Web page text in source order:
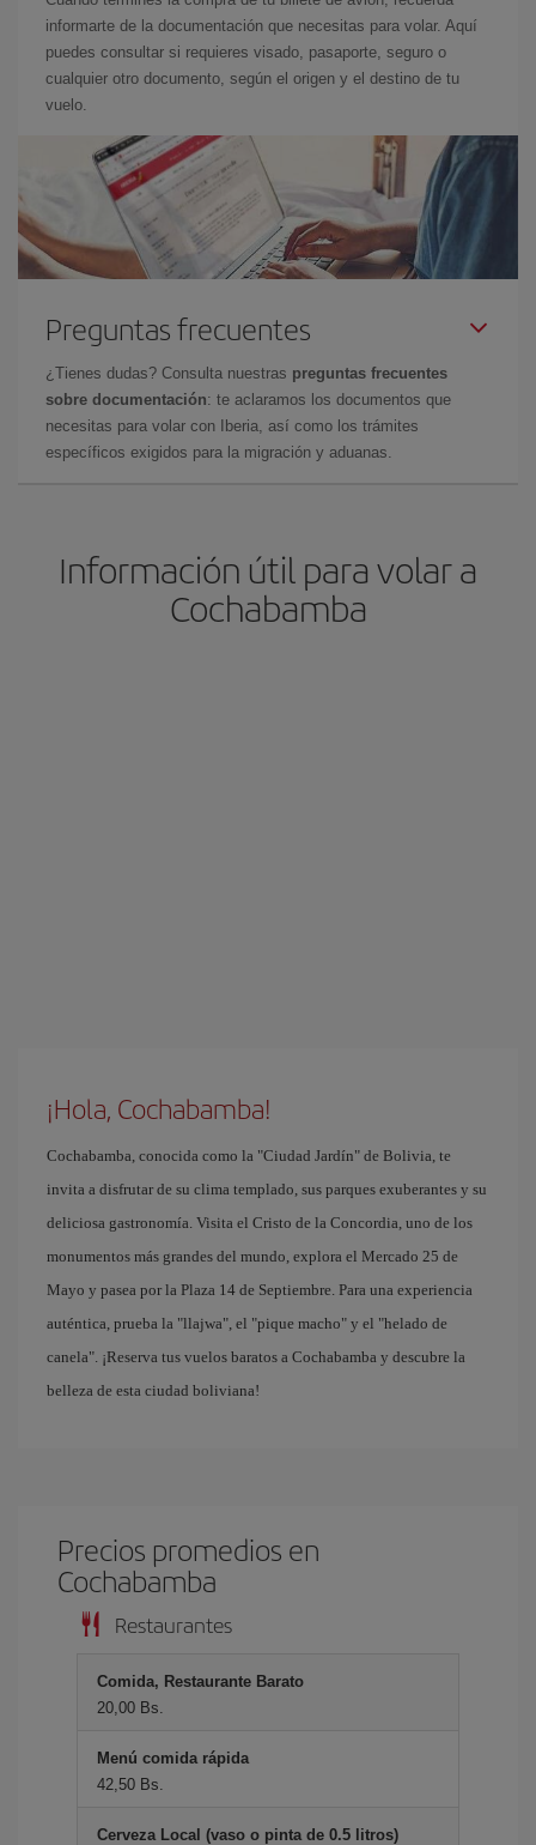
informarte de la documentación que necesitas para volar. Aquí
puedes consultar si requieres visado, pasaporte, seguro o
cualquier otro documento, según el origen y el destino de tu
vuelo.
Preguntas frecuentes
¿Tienes dudas? Consulta nuestras preguntas frecuentes
sobre documentación: te aclaramos los documentos que
necesitas para volar con Iberia, así como los trámites
específicos exigidos para la migración y aduanas.
Información útil para volar a
Cochabamba
¡Hola, Cochabamba!
Cochabamba, conocida como la "Ciudad Jardín" de Bolivia, te
invita a disfrutar de su clima templado, sus parques exuberantes y su
deliciosa gastronomía. Visita el Cristo de la Concordia, uno de los
monumentos más grandes del mundo, explora el Mercado 25 de
Mayo y pasea por la Plaza 14 de Septiembre. Para una experiencia
auténtica, prueba la "llajwa", el "pique macho" y el "helado de
canela". ¡Reserva tus vuelos baratos a Cochabamba y descubre la
belleza de esta ciudad boliviana!
Precios promedios en
Cochabamba
Restaurantes
Comida, Restaurante Barato
20,00 Bs.
Menú comida rápida
42,50 Bs.
Cerveza Local (vaso o pinta de 0.5 litros)